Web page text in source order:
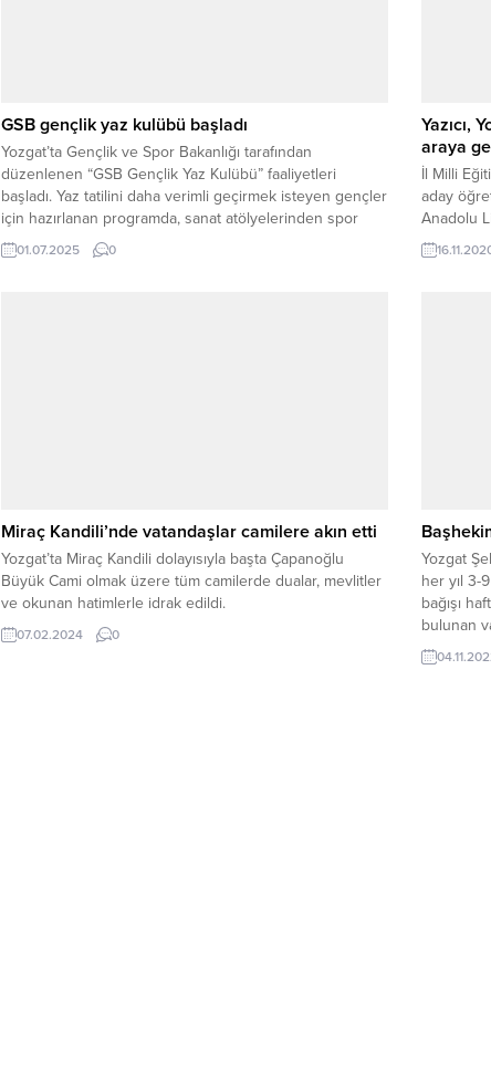
GSB gençlik yaz kulübü başladı
Yozgat’ta Gençlik ve Spor Bakanlığı tarafından
düzenlenen “GSB Gençlik Yaz Kulübü” faaliyetleri
başladı. Yaz tatilini daha verimli geçirmek isteyen gençler
için hazırlanan programda, sanat atölyelerinden spor
etkinliklerine, değerler eğitiminden çeşitli oyunlara kadar
birçok etkinlik yer alıyor. Gençlik ve Spor İl Müdürlüğü
01.07.2025 0
Yazıcı,
araya
İl Milli
aday
Anadolu
Miraç Kandili’nde vatandaşlar camilere akın etti
Yozgat’ta Miraç Kandili dolayısıyla başta Çapanoğlu
Büyük Cami olmak üzere tüm camilerde dualar, mevlitler
ve okunan hatimlerle idrak edildi.
07.02.2024 0
Yozgat
her yıl 3-
bağışı
bulunan
belirterek,